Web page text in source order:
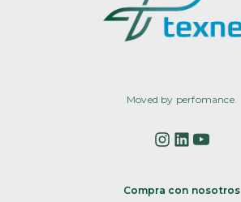
Moved by perfomance.
Compra con nosotros